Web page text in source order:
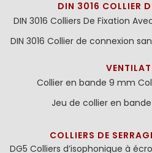
DIN 3016 COLLIER
DIN 3016 Colliers De Fixation
DIN 3016 Collier de connexion
Collier en bande 9 mm
Jeu de collier en bande
COLLIERS DE
DG5 Colliers d’isophonique à